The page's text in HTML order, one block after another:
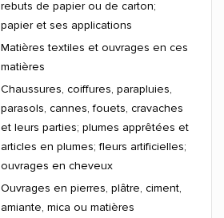
rebuts de papier ou de carton;
papier et ses applications
Matières textiles et ouvrages en ces
matières
Chaussures, coiffures, parapluies,
parasols, cannes, fouets, cravaches
et leurs parties; plumes apprêtées et
articles en plumes; fleurs artificielles;
ouvrages en cheveux
Ouvrages en pierres, plâtre, ciment,
amiante, mica ou matières